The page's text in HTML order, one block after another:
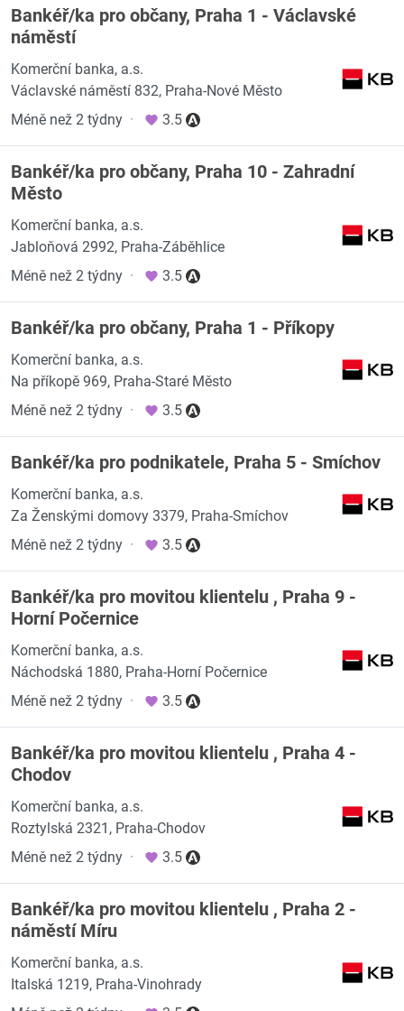
Bankéř/ka pro občany, Praha 1 - Václavské
náměstí
Komerční banka, a.s.
Václavské náměstí 832, Praha-Nové Město
Méně než 2 týdny · 3.5
Bankéř/ka pro občany, Praha 10 - Zahradní
Město
Komerční banka, a.s.
Jabloňová 2992, Praha-Záběhlice
Méně než 2 týdny · 3.5
Bankéř/ka pro občany, Praha 1 - Příkopy
Komerční banka, a.s.
Na příkopě 969, Praha-Staré Město
Méně než 2 týdny · 3.5
Bankéř/ka pro podnikatele, Praha 5 - Smíchov
Komerční banka, a.s.
Za Ženskými domovy 3379, Praha-Smíchov
Méně než 2 týdny · 3.5
Bankéř/ka pro movitou klientelu , Praha 9 -
Horní Počernice
Komerční banka, a.s.
Náchodská 1880, Praha-Horní Počernice
Méně než 2 týdny · 3.5
Bankéř/ka pro movitou klientelu , Praha 4 -
Chodov
Komerční banka, a.s.
Roztylská 2321, Praha-Chodov
Méně než 2 týdny · 3.5
Bankéř/ka pro movitou klientelu , Praha 2 -
náměstí Míru
Komerční banka, a.s.
Italská 1219, Praha-Vinohrady